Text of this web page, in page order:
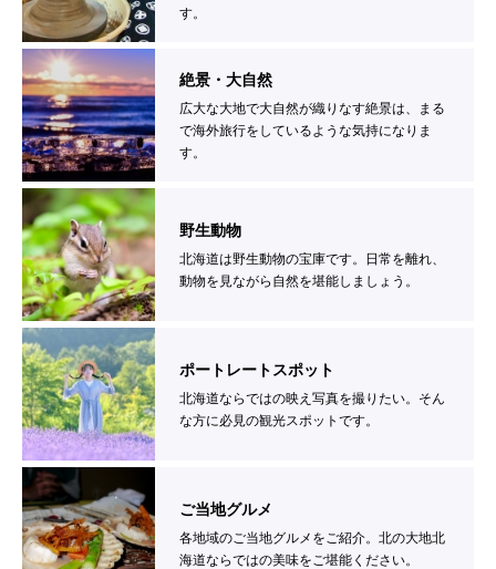
す。
絶景・大自然
広大な大地で大自然が織りなす絶景は、まる
で海外旅行をしているような気持になりま
す。
野生動物
北海道は野生動物の宝庫です。日常を離れ、
動物を見ながら自然を堪能しましょう。
ポートレートスポット
北海道ならではの映え写真を撮りたい。そん
な方に必見の観光スポットです。
ご当地グルメ
各地域のご当地グルメをご紹介。北の大地北
海道ならではの美味をご堪能ください。